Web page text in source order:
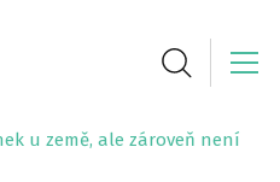
u země, ale zároveň není